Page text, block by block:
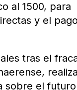
al 1500, para
y el
tras el
sobre el